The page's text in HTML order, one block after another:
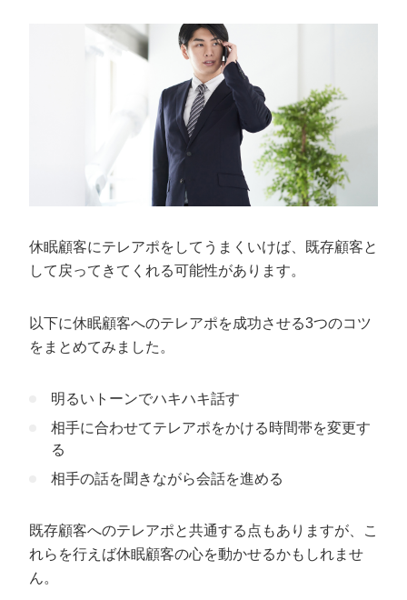
休眠顧客にテレアポをしてうまくいけば、既存顧客と
して戻ってきてくれる可能性があります。
以下に休眠顧客へのテレアポを成功させる3つのコツ
をまとめてみました。
明るいトーンでハキハキ話す
相手に合わせてテレアポをかける時間帯を変更す
る
相手の話を聞きながら会話を進める
既存顧客へのテレアポと共通する点もありますが、こ
れらを行えば休眠顧客の心を動かせるかもしれませ
ん。